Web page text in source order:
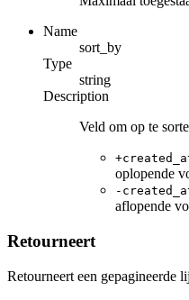
Name
sort_by
Type
string
Description
Veld om op te
oplopende
-
aflopende
Retourneert
Retourneert een gepagineerde